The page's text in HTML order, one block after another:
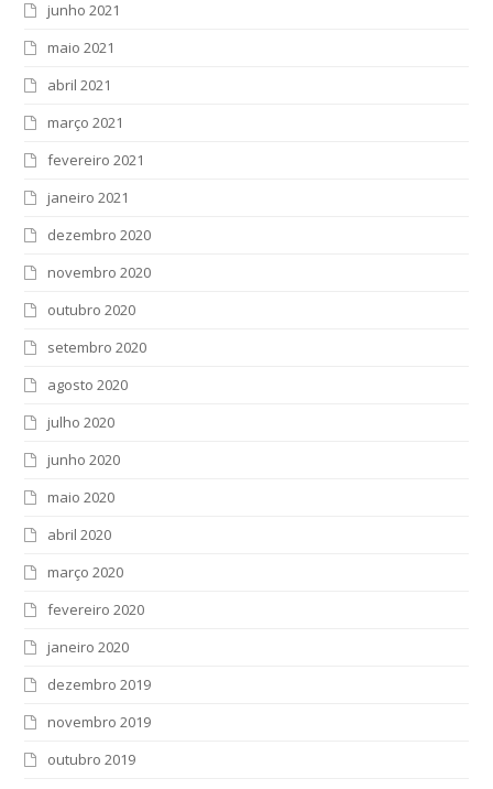
junho 2021
maio 2021
abril 2021
março 2021
fevereiro 2021
janeiro 2021
dezembro 2020
novembro 2020
outubro 2020
setembro 2020
agosto 2020
julho 2020
junho 2020
maio 2020
abril 2020
março 2020
fevereiro 2020
janeiro 2020
dezembro 2019
novembro 2019
outubro 2019